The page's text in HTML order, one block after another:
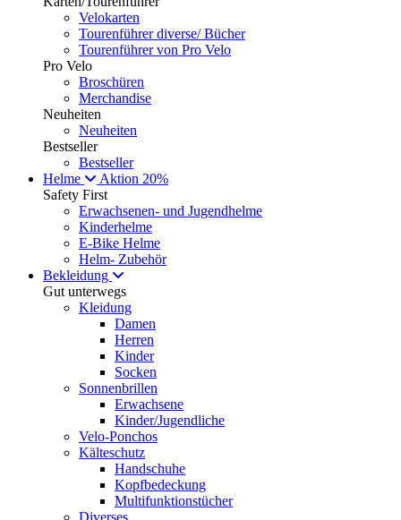
Velokarten
Tourenführer diverse/ Bücher
Tourenführer von Pro Velo
Pro Velo
Broschüren
Merchandise
Neuheiten
Neuheiten
Bestseller
Bestseller
Helme
Aktion 20%
Safety First
Erwachsenen- und Jugendhelme
Kinderhelme
E-Bike Helme
Helm- Zubehör
Bekleidung
Gut unterwegs
Kleidung
Damen
Herren
Kinder
Socken
Sonnenbrillen
Erwachsene
Kinder/Jugendliche
Velo-Ponchos
Kälteschutz
Handschuhe
Kopfbedeckung
Multifunktionstücher
Diverses